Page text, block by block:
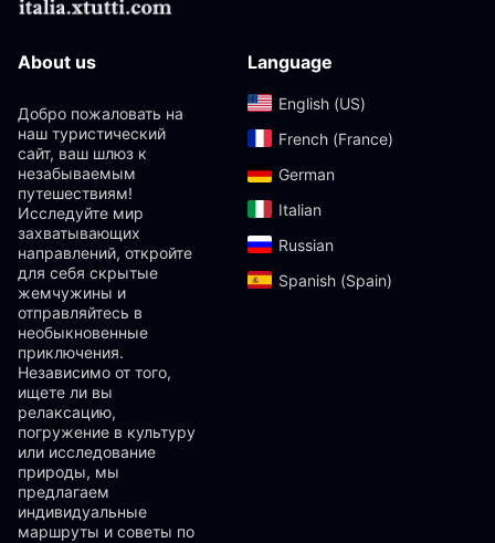
About us
Добро пожаловать на
наш туристический
сайт, ваш шлюз к
незабываемым
путешествиям!
Исследуйте мир
захватывающих
направлений, откройте
для себя скрытые
жемчужины и
отправляйтесь в
необыкновенные
приключения.
Независимо от того,
ищете ли вы
релаксацию,
погружение в культуру
или исследование
природы, мы
предлагаем
индивидуальные
маршруты и советы по
Language
English (US)‎
French (France)‎
German‎
Italian‎
Russian‎
Spanish (Spain)‎